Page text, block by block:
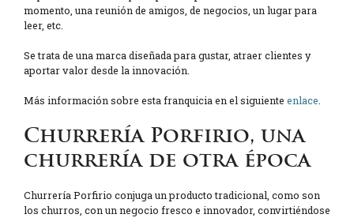
momento, una reunión de amigos, de negocios, un lugar para
leer, etc.
Se trata de una marca diseñada para gustar, atraer clientes y
aportar valor desde la innovación.
Más información sobre esta franquicia en el siguiente enlace.
Churrería Porfirio, una
churrería de otra época
Churrería Porfirio conjuga un producto tradicional, como son
los churros, con un negocio fresco e innovador, convirtiéndose